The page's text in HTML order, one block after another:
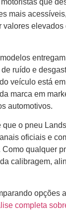
que
mais
valores elevados
ruído e
veículo está
marca em
automotivos.
o pneu
oficiais e
qualquer
calibragem,
opções
completa